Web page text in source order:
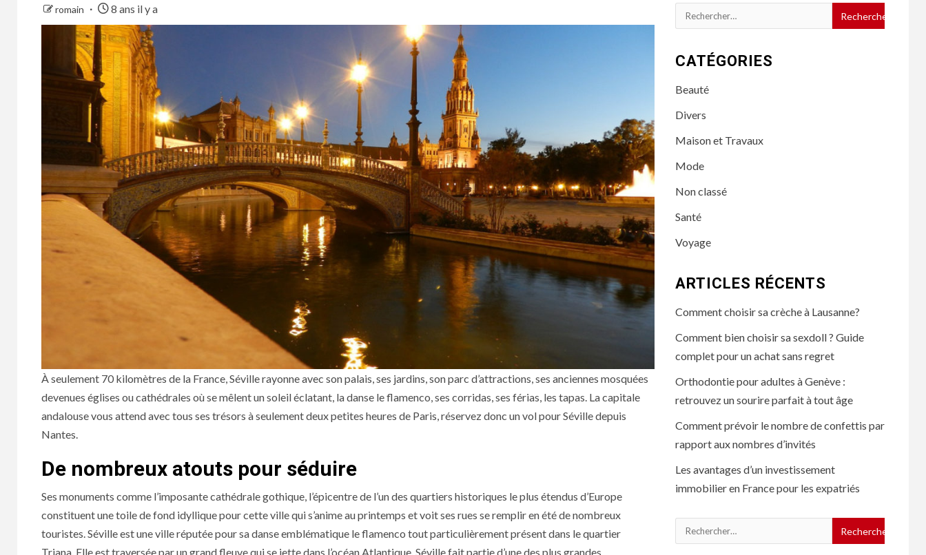
romain 8 ans il y a
À seulement 70 kilomètres de la France, Séville rayonne avec son palais, ses jardins, son parc d’attractions, ses anciennes mosquées
devenues églises ou cathédrales où se mêlent un soleil éclatant, la danse le flamenco, ses corridas, ses férias, les tapas. La capitale
andalouse vous attend avec tous ses trésors à seulement deux petites heures de Paris, réservez donc un vol pour Séville depuis
Nantes.
De nombreux atouts pour séduire
Ses monuments comme l’imposante cathédrale gothique, l’épicentre de l’un des quartiers historiques le plus étendus d’Europe
constituent une toile de fond idyllique pour cette ville qui s’anime au printemps et voit ses rues se remplir en été de nombreux
touristes. Séville est une ville réputée pour sa danse emblématique le flamenco tout particulièrement présent dans le quartier
Triana. Elle est traversée par un grand fleuve qui se jette dans l’océan Atlantique. Séville fait partie d’une des plus grandes
Rechercher :
CATÉGORIES
Beauté
Divers
Maison et Travaux
Mode
Non classé
Santé
Voyage
ARTICLES RÉCENTS
Comment choisir sa crèche à Lausanne?
Comment bien choisir sa sexdoll ? Guide
complet pour un achat sans regret
Orthodontie pour adultes à Genève :
retrouvez un sourire parfait à tout âge
Comment prévoir le nombre de confettis par
rapport aux nombres d’invités
Les avantages d’un investissement
immobilier en France pour les expatriés
Rechercher :